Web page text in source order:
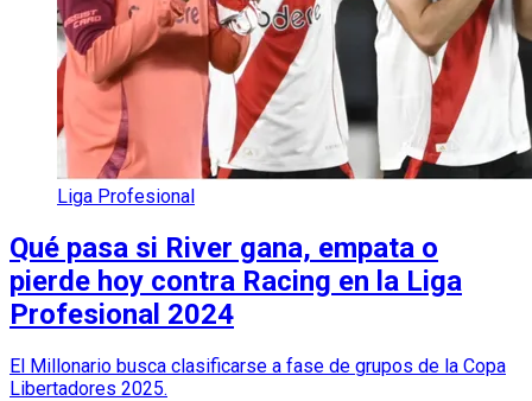
Liga Profesional
Qué pasa si River gana, empata o
pierde hoy contra Racing en la Liga
Profesional 2024
El Millonario busca clasificarse a fase de grupos de la Copa
Libertadores 2025.